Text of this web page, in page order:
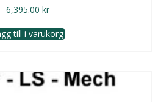
6,395.00 kr
till i varukorg